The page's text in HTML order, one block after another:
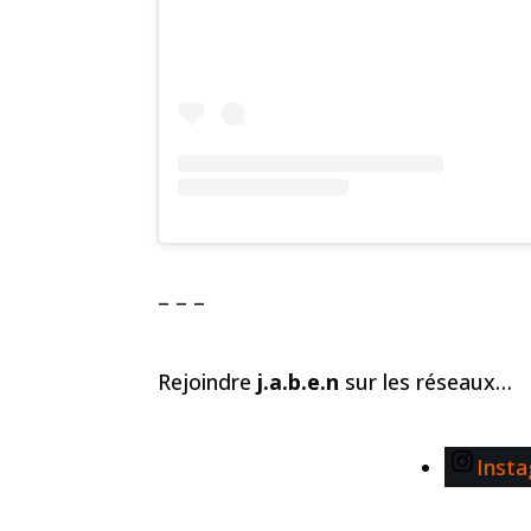
– – –
Rejoindre j.a.b.e.n sur les réseaux…